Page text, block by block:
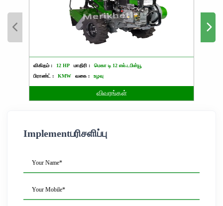
விகிதம் : 12 HP மாதிரி :
மெகா டி 12 எல்.டபிள்யூ
பிராண்ட் :
KMW வகை : உழவு
விவரங்கள்
Implementபரிசளிப்பு
Your Name*
Your Mobile*